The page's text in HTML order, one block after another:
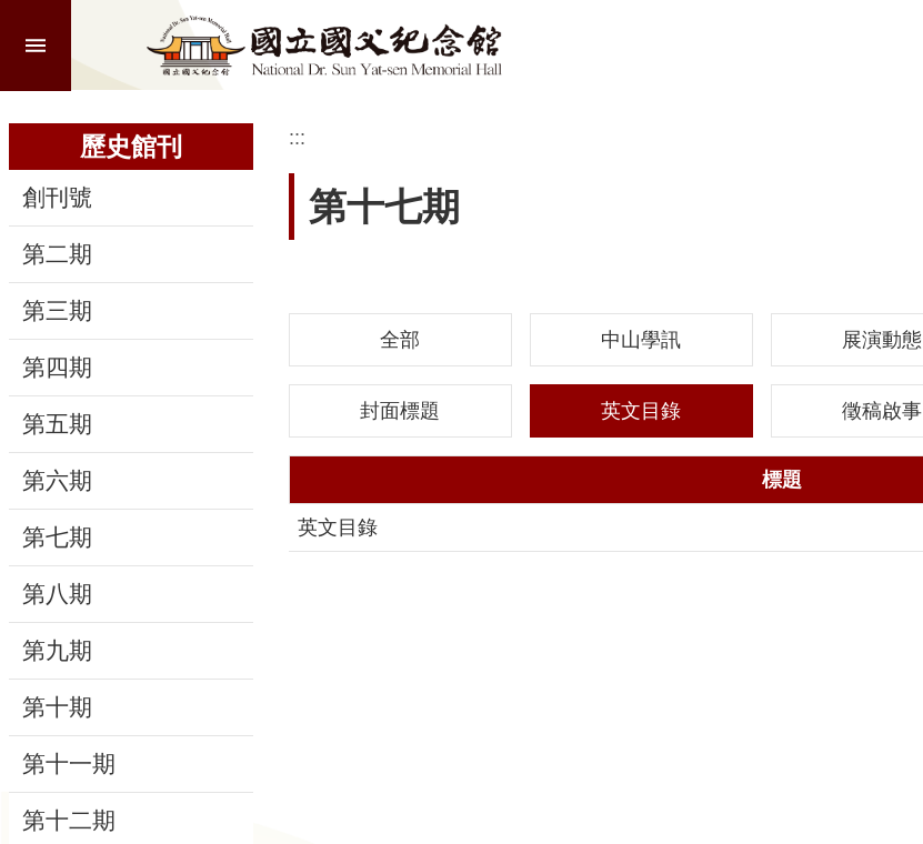
階
尋
認
識
本
館
參
觀
活
動
線
上
資
源
新
與
告
歷史館刊
創刊號
第二期
第三期
第四期
第五期
第六期
第七期
第八期
第九期
第十期
第十一期
第十二期
:::
第十七期
全部 中山學訊 展演動態
封面標題 英文目錄 徵稿啟事
標題
英文目錄